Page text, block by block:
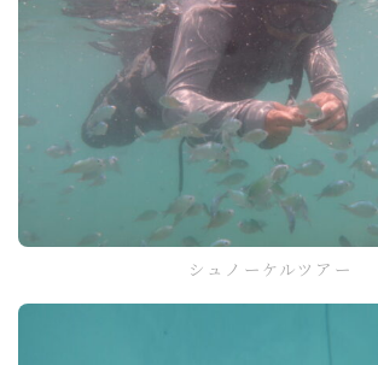
シュノーケルツアー